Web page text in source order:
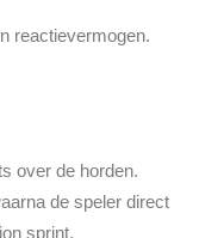
reactievermogen.
over de horden.
de speler direct
sprint.